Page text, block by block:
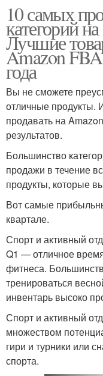
10 самых
категорий
Лучшие
Amazon FBA
года
Вы не сможете
отличные продукты.
продавать на
результатов.
Большинство
продажи в течение
продукты, которые
Вот самые
квартале.
Спорт и активный
Q1 — отличное
фитнеса.
тренироваться
инвентарь высоко
Спорт и активный
множеством
гири и турники или
спорта.